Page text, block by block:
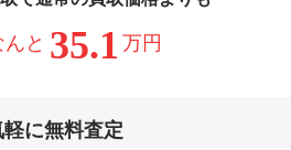
と 35.1 万円
軽に無料査定